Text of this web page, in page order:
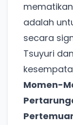
adalah
secara
Tsuyuri
Momen-